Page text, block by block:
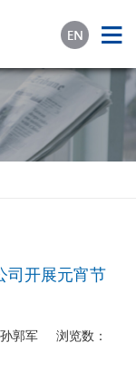
开展元宵节
郭军浏览数：